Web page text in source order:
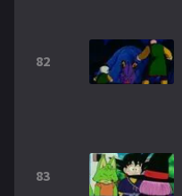
82
83